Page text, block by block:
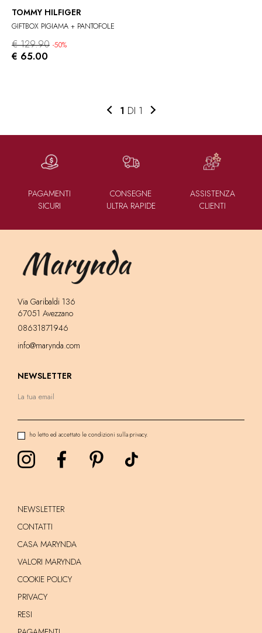
TOMMY HILFIGER
GIFTBOX PIGIAMA + PANTOFOLE
€ 129.90 -50%
€ 65.00
1 DI 1
PAGAMENTI
SICURI
CONSEGNE
ULTRA RAPIDE
ASSISTENZA
CLIENTI
Via Garibaldi 136
67051 Avezzano
08631871946
info@marynda.com
NEWSLETTER
ho letto ed accettato le condizioni sulla privacy.
NEWSLETTER
CONTATTI
CASA MARYNDA
VALORI MARYNDA
COOKIE POLICY
PRIVACY
RESI